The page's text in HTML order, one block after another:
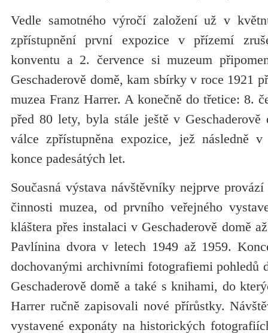
Vedle samotného výročí založení už v
zpřístupnění první expozice v přízemí
konventu a 2. července si muzeum
Geschaderově domě, kam sbírky v roce 1921
muzea Franz Harrer. A konečně do třetice: 8.
před 80 lety, byla stále ještě v Geschaderově
válce zpřístupněna expozice, jež následně
konce padesátých let.
Současná výstava návštěvníky nejprve
činnosti muzea, od prvního veřejného
kláštera přes instalaci v Geschaderově domě
Pavlínina dvora v letech 1949 až 1959.
dochovanými archivními fotografiemi pohledů
Geschaderově domě a také s knihami, do
Harrer ručně zapisovali nové přírůstky.
vystavené exponáty na historických